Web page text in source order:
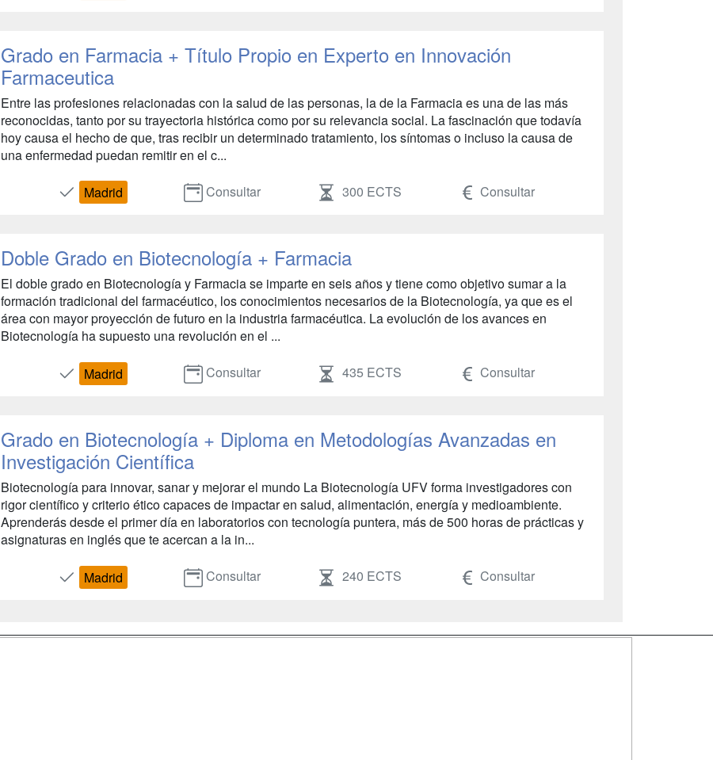
Grado en Farmacia + Título Propio en Experto en Innovación
Farmaceutica
Entre las profesiones relacionadas con la salud de las personas, la de la Farmacia es una de las más
reconocidas, tanto por su trayectoria histórica como por su relevancia social. La fascinación que todavía
hoy causa el hecho de que, tras recibir un determinado tratamiento, los síntomas o incluso la causa de
una enfermedad puedan remitir en el c...
Madrid Consultar 300 ECTS Consultar
Doble Grado en Biotecnología + Farmacia
El doble grado en Biotecnología y Farmacia se imparte en seis años y tiene como objetivo sumar a la
formación tradicional del farmacéutico, los conocimientos necesarios de la Biotecnología, ya que es el
área con mayor proyección de futuro en la industria farmacéutica. La evolución de los avances en
Biotecnología ha supuesto una revolución en el ...
Madrid Consultar 435 ECTS Consultar
Grado en Biotecnología + Diploma en Metodologías Avanzadas en
Investigación Científica
Biotecnología para innovar, sanar y mejorar el mundo La Biotecnología UFV forma investigadores con
rigor científico y criterio ético capaces de impactar en salud, alimentación, energía y medioambiente.
Aprenderás desde el primer día en laboratorios con tecnología puntera, más de 500 horas de prácticas y
asignaturas en inglés que te acercan a la in...
Madrid Consultar 240 ECTS Consultar